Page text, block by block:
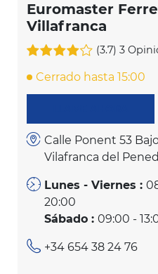
Euromaster
Villafranca
(3.7) 3
Cerrado hasta 15:00
Calle Ponent 53
Vilafranca del
Lunes - Viernes :
20:00
Sábado :09:00 -
+34 654 38 24 76